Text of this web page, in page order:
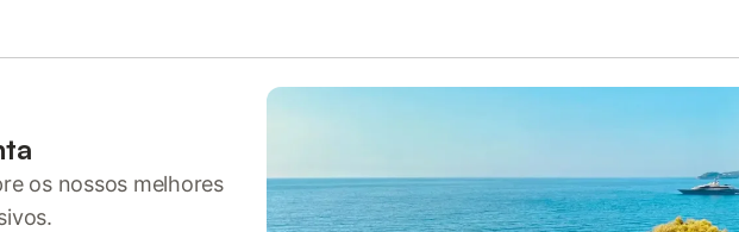
os nossos melhores